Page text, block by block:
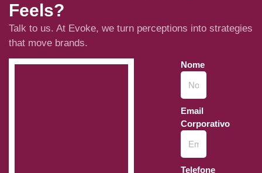
Feels?
Talk to us. At Evoke, we turn perceptions into strategies
that move brands.
Nome
Email
Corporativo
Telefone